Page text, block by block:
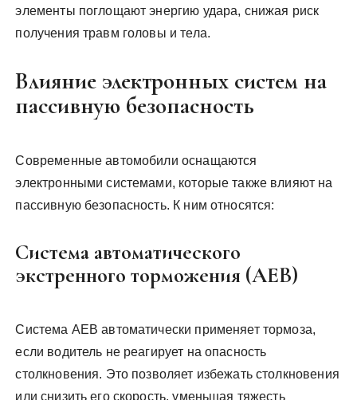
элементы поглощают энергию удара, снижая риск
получения травм головы и тела.
Влияние электронных систем на
пассивную безопасность
Современные автомобили оснащаются
электронными системами, которые также влияют на
пассивную безопасность. К ним относятся:
Система автоматического
экстренного торможения (AEB)
Система AEB автоматически применяет тормоза,
если водитель не реагирует на опасность
столкновения. Это позволяет избежать столкновения
или снизить его скорость, уменьшая тяжесть